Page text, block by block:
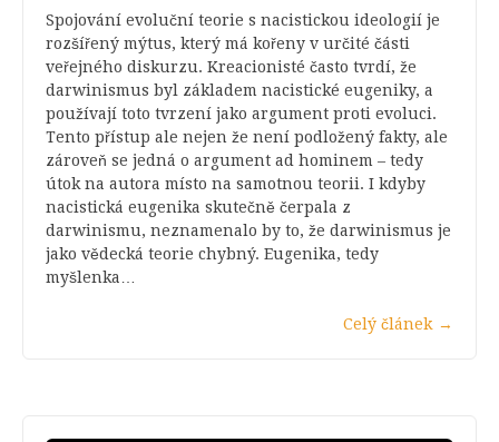
Spojování evoluční teorie s nacistickou ideologií je
rozšířený mýtus, který má kořeny v určité části
veřejného diskurzu. Kreacionisté často tvrdí, že
darwinismus byl základem nacistické eugeniky, a
používají toto tvrzení jako argument proti evoluci.
Tento přístup ale nejen že není podložený fakty, ale
zároveň se jedná o argument ad hominem – tedy
útok na autora místo na samotnou teorii. I kdyby
nacistická eugenika skutečně čerpala z
darwinismu, neznamenalo by to, že darwinismus je
jako vědecká teorie chybný. Eugenika, tedy
myšlenka…
Celý článek →